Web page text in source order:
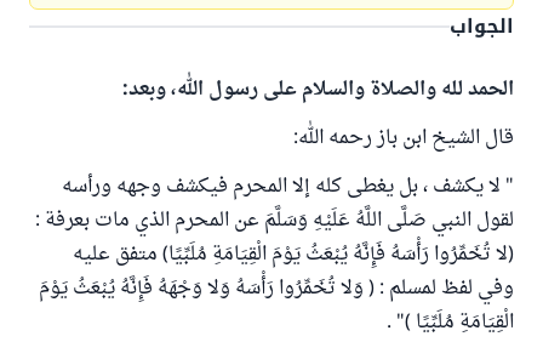
الجواب
الحمد لله والصلاة والسلام على رسول الله، وبعد:
قال الشيخ ابن باز رحمه الله:
" لا يكشف ، بل يغطى كله إلا المحرم فيكشف وجهه ورأسه
لقول النبي صَلَّى اللَّهُ عَلَيْهِ وَسَلَّمَ عن المحرم الذي مات بعرفة :
(لا تُخَمِّرُوا رَأْسَهُ فَإِنَّهُ يُبْعَثُ يَوْمَ الْقِيَامَةِ مُلَبِّيًا) متفق عليه
وفي لفظ لمسلم : ( وَلا تُخَمِّرُوا رَأْسَهُ وَلا وَجْهَهُ فَإِنَّهُ يُبْعَثُ يَوْمَ
الْقِيَامَةِ مُلَبِّيًا )" .